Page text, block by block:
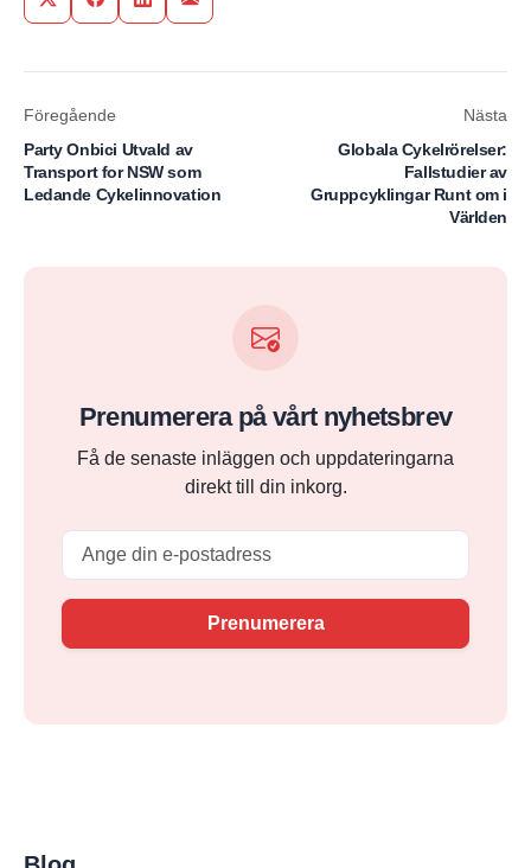
Share on Twitter
Share on Facebook
Share on LinkedIn
Share via Email
Föregående
Party Onbici Utvald av
Transport for NSW som
Ledande Cykelinnovation
Nästa
Globala Cykelrörelser:
Fallstudier av
Gruppcyklingar Runt om i
Världen
Prenumerera på vårt nyhetsbrev
Få de senaste inläggen och uppdateringarna
direkt till din inkorg.
Prenumerera